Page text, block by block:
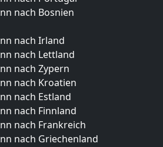
nach Bosnien
nach Irland
nach Lettland
nach Zypern
nach Kroatien
nach Estland
nach Finnland
nach Frankreich
nach Griechenland